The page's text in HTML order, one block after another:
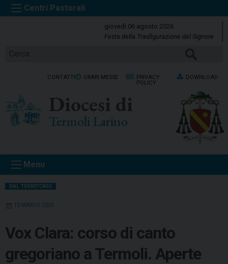
k
t
giovedì 06 agosto 2026
Festa della Trasfigurazione del Signore
CONTATTI ORARI MESSE
PRIVACY
POLICY
DOWNLOAD
Diocesi di
Termoli Larino
Menu
DAL TERRITORIO
10 MARZO 2025
Vox Clara: corso di canto
gregoriano a Termoli. Aperte